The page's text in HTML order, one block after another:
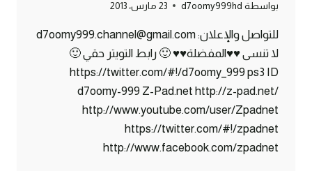
بواسطة d7oomy999hd 23 مارس، 2013
للتواصل والإعلان: d7oomy999.channel@gmail.com
لا تنسى ♥♥المفضلة♥♥ 🙂 رابط التويتر حقي 🙂
https://twitter.com/#!/d7oomy_999 ps3 ID
d7oomy-999 Z-Pad.net http://z-pad.net/
http://www.youtube.com/user/Zpadnet
https://twitter.com/#!/zpadnet
http://www.facebook.com/zpadnet